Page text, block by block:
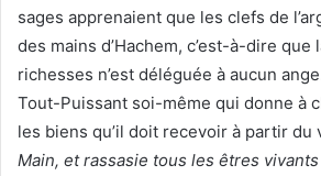
sages apprenaient que les clefs de
des mains d’Hachem, c’est-à-dire
richesses n’est déléguée à aucun
Tout-Puissant soi-même qui donne à
les biens qu’il doit recevoir à partir du
Main, et rassasie tous les êtres vivants